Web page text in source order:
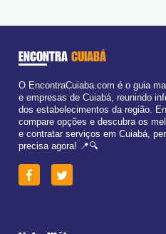
ENCONTRA CUIABÁ
O EncontraCuiaba.com é o guia
e empresas de Cuiabá, reunindo
dos estabelecimentos da região.
compare opções e descubra os
e contratar serviços em Cuiabá,
precisa agora! 📍🔍